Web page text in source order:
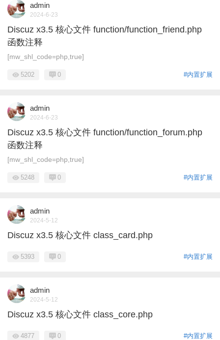
admin
2024-6-23
Discuz x3.5 核心文件 function/function_friend.php
函数注释
[mw_shl_code=php,true]
#内置扩展
5202 0
admin
2024-6-23
Discuz x3.5 核心文件 function/function_forum.php
函数注释
[mw_shl_code=php,true]
#内置扩展
5248 0
admin
2024-5-12
Discuz x3.5 核心文件 class_card.php
#内置扩展
5393 0
admin
2024-5-12
Discuz x3.5 核心文件 class_core.php
#内置扩展
4877 0